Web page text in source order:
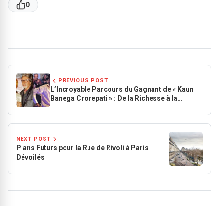
0
PREVIOUS POST
L’Incroyable Parcours du Gagnant de « Kaun
Banega Crorepati » : De la Richesse à la
NEXT POST
Plans Futurs pour la Rue de Rivoli à Paris
Dévoilés